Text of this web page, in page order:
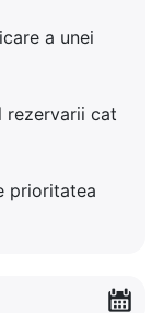
a unei
rezervarii cat
prioritatea